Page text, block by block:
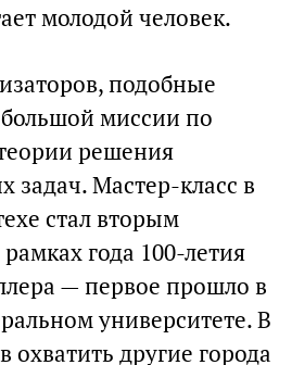
молодой человек.
подобные
миссии по
решения
задач. Мастер-класс в
стал вторым
года 100-летия
— первое прошло в
университете. В
охватить другие города